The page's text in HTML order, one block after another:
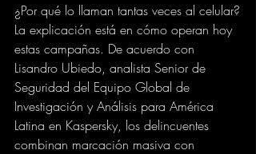
¿Por qué lo llaman tantas veces al celular?
La explicación está en cómo operan hoy
estas campañas. De acuerdo con
Lisandro Ubiedo, analista Senior de
Seguridad del Equipo Global de
Investigación y Análisis para América
Latina en Kaspersky, los delincuentes
combinan marcación masiva con